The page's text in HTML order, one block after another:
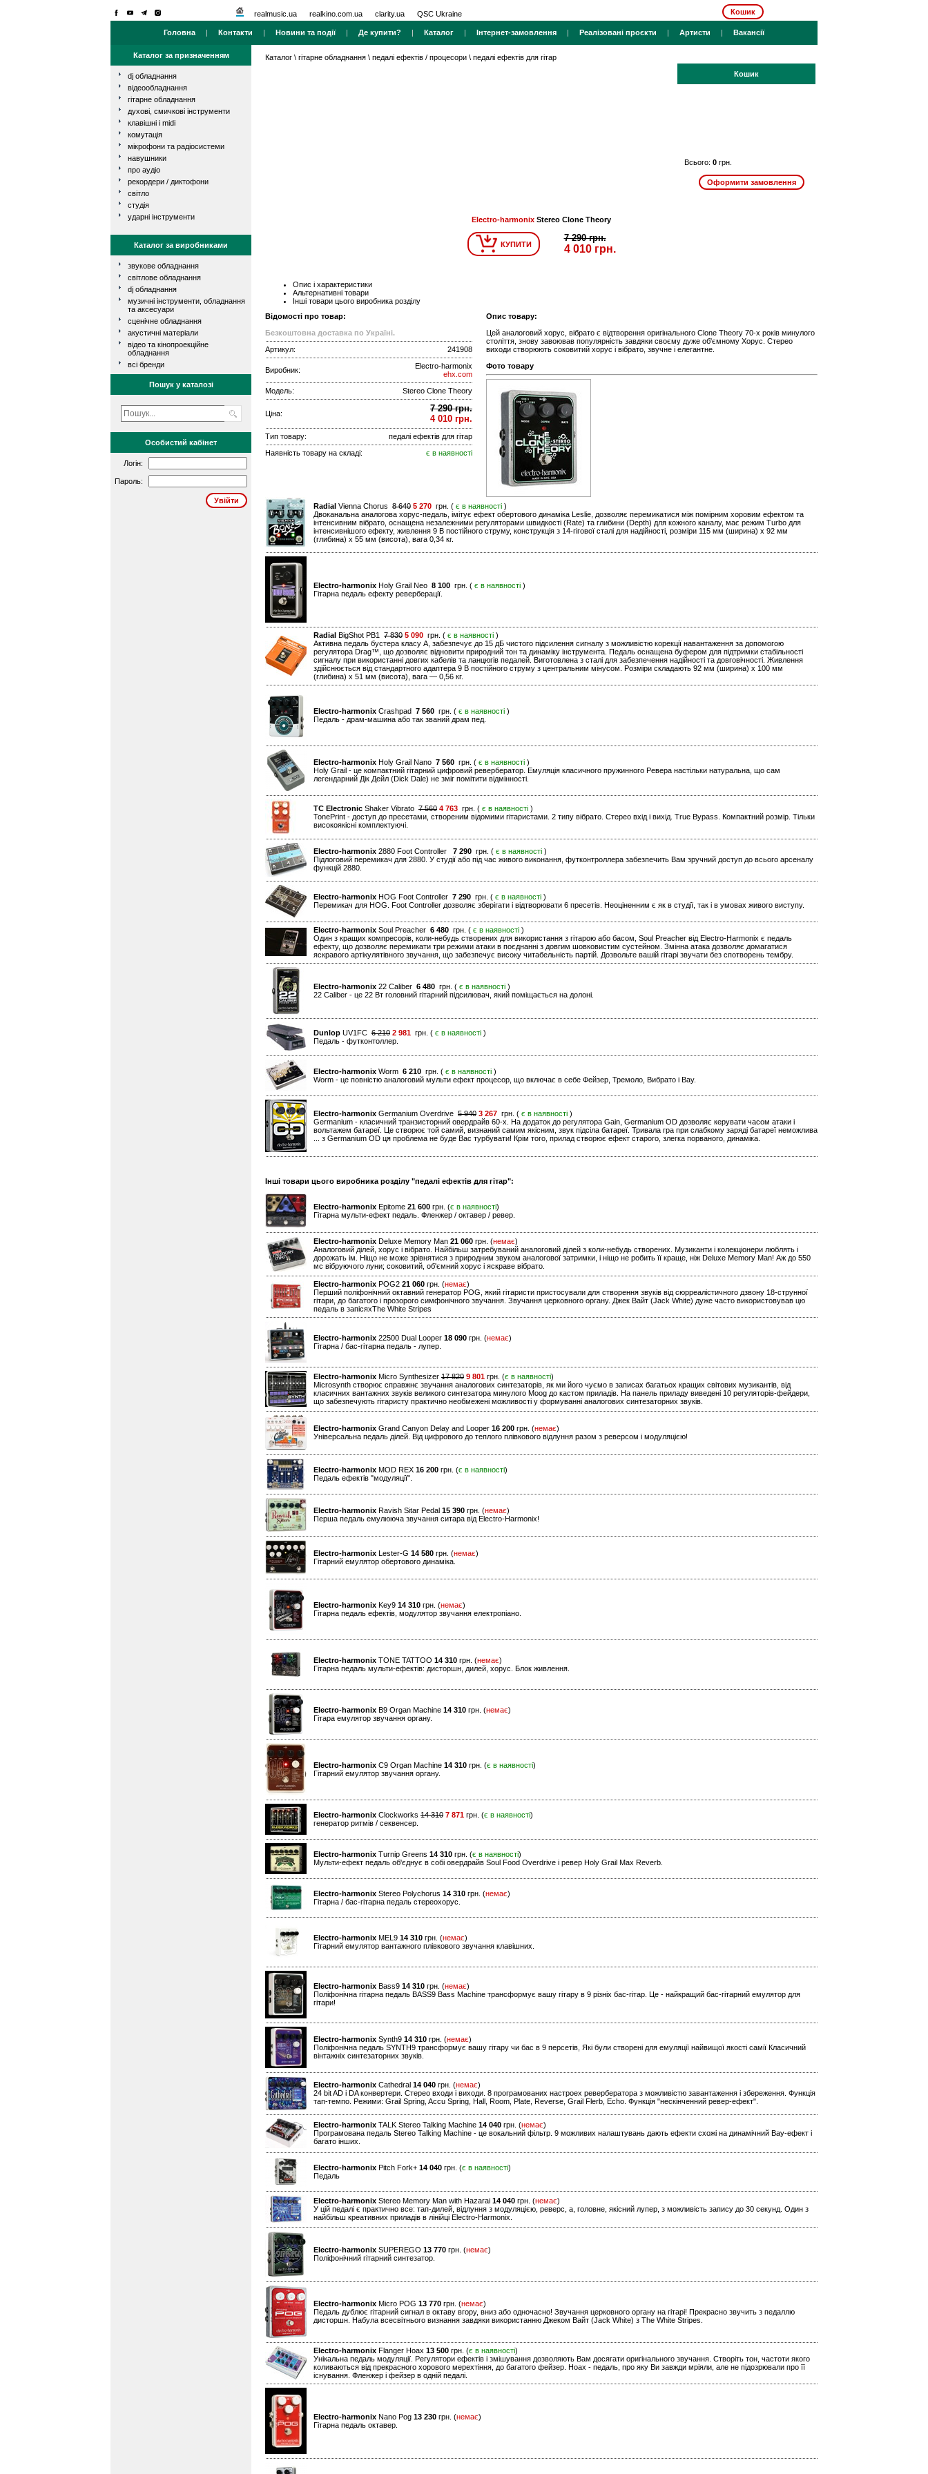
realmusic.ua realkino.com.ua clarity.ua QSC Ukraine Кошик
Головна | Контакти | Новини та події| Де купити? | Каталог | Інтернет-замовлення | Реалізовані проєкти | Артисти | Вакансії
Каталог за призначенням
dj обладнання
відеообладнання
гітарне обладнання
духові, смичкові інструменти
клавішні і midi
комутація
мікрофони та радіосистеми
навушники
про аудіо
рекордери / диктофони
світло
студія
ударні інструменти
Каталог за виробниками
звукове обладнання
світлове обладнання
dj обладнання
музичні інструменти, обладнання
та аксесуари
сценічне обладнання
акустичні матеріали
відео та кінопроекційне
обладнання
всі бренди
Пошук у каталозі
Особистий кабінет
Логін:
Пароль:
Каталог \ гітарне обладнання \ педалі ефектів / процесори \ педалі ефектів для гітар
Кошик
Всього: 0 грн.
Electro-harmonix Stereo Clone Theory
КУПИТИ
7 290 грн.
4 010 грн.
Опис і характеристики
Альтернативні товари
Інші товари цього виробника розділу
Відомості про товар:
Безкоштовна доставка по Україні.
Артикул:
241908
Виробник:
Electro-harmonix
ehx.com
Модель:
Stereo Clone Theory
Ціна:
7 290 грн.
4 010 грн.
Тип товару:
педалі ефектів для гітар
Наявність товару на складі:
є в наявності
Опис товару:
Цей аналоговий хорус, вібрато є відтворення оригінального Clone Theory 70-х років минулого
століття, знову завоював популярність завдяки своєму дуже об'ємному Хорус. Стерео
виходи створюють соковитий хорус і вібрато, звучне і елегантне.
Фото товару
Radial Vienna Chorus 8 640 5 270 грн. ( є в наявності )
Двоканальна аналогова хорус-педаль, імітує ефект обертового динаміка Leslie, дозволяє перемикатися між помірним хоровим ефектом та
інтенсивним вібрато, оснащена незалежними регуляторами швидкості (Rate) та глибини (Depth) для кожного каналу, має режим Turbo для
інтенсивнішого ефекту, живлення 9 В постійного струму, конструкція з 14-гігової сталі для надійності, розміри 115 мм (ширина) x 92 мм
(глибина) x 55 мм (висота), вага 0,34 кг.
Electro-harmonix Holy Grail Neo 8 100 грн. ( є в наявності )
Гітарна педаль ефекту реверберації.
Radial BigShot PB1 7 830 5 090 грн. ( є в наявності )
Активна педаль бустера класу A, забезпечує до 15 дБ чистого підсилення сигналу з можливістю корекції навантаження за допомогою
регулятора Drag™, що дозволяє відновити природний тон та динаміку інструмента. Педаль оснащена буфером для підтримки стабільності
сигналу при використанні довгих кабелів та ланцюгів педалей. Виготовлена з сталі для забезпечення надійності та довговічності. Живлення
здійснюється від стандартного адаптера 9 В постійного струму з центральним мінусом. Розміри складають 92 мм (ширина) x 100 мм
(глибина) x 51 мм (висота), вага — 0,56 кг.
Electro-harmonix Crashpad 7 560 грн. ( є в наявності )
Педаль - драм-машина або так званий драм пед.
Electro-harmonix Holy Grail Nano 7 560 грн. ( є в наявності )
Holy Grail - це компактний гітарний цифровий ревербератор. Емуляція класичного пружинного Ревера настільки натуральна, що сам
легендарний Дік Дейл (Dick Dale) не зміг помітити відмінності.
TC Electronic Shaker Vibrato 7 560 4 763 грн. ( є в наявності )
TonePrint - доступ до пресетами, створеним відомими гітаристами. 2 типу вібрато. Стерео вхід і вихід. True Bypass. Компактний розмір. Тільки
високоякісні комплектуючі.
Electro-harmonix 2880 Foot Controller 7 290 грн. ( є в наявності )
Підлоговий перемикач для 2880. У студії або під час живого виконання, футконтроллера забезпечить Вам зручний доступ до всього арсеналу
функцій 2880.
Electro-harmonix HOG Foot Controller 7 290 грн. ( є в наявності )
Перемикач для HOG. Foot Controller дозволяє зберігати і відтворювати 6 пресетів. Неоціненним є як в студії, так і в умовах живого виступу.
Electro-harmonix Soul Preacher 6 480 грн. ( є в наявності )
Один з кращих компресорів, коли-небудь створених для використання з гітарою або басом, Soul Preacher від Electro-Harmonix є педаль
ефекту, що дозволяє перемикати три режими атаки в поєднанні з довгим шовковистим сустейном. Змінна атака дозволяє домагатися
яскравого артікулятівного звучання, що забезпечує високу читабельність партій. Дозвольте вашій гітарі звучати без спотворень тембру.
Electro-harmonix 22 Caliber 6 480 грн. ( є в наявності )
22 Caliber - це 22 Вт головний гітарний підсилювач, який поміщається на долоні.
Dunlop UV1FC 6 210 2 981 грн. ( є в наявності )
Педаль - футконтоллер.
Electro-harmonix Worm 6 210 грн. ( є в наявності )
Worm - це повністю аналоговий мульти ефект процесор, що включає в себе Фейзер, Тремоло, Вибрато і Вау.
Electro-harmonix Germanium Overdrive 5 940 3 267 грн. ( є в наявності )
Germanium - класичний транзисторний овердрайв 60-х. На додаток до регулятора Gain, Germanium OD дозволяє керувати часом атаки і
вольтажем батареї. Це створює той самий, визнаний самим якісним, звук підсіла батареї. Тривала гра при слабкому заряді батареї неможлива
... з Germanium OD ця проблема не буде Вас турбувати! Крім того, прилад створює ефект старого, злегка порваного, динаміка.
Інші товари цього виробника розділу "педалі ефектів для гітар":
Electro-harmonix Epitome 21 600 грн. (є в наявності)
Гітарна мульти-ефект педаль. Фленжер / октавер / ревер.
Electro-harmonix Deluxe Memory Man 21 060 грн. (немає)
Аналоговий ділей, хорус і вібрато. Найбільш затребуваний аналоговий ділей з коли-небудь створених. Музиканти і колекціонери люблять і
дорожать ім. Ніщо не може зрівнятися з природним звуком аналогової затримки, і ніщо не робить її краще, ніж Deluxe Memory Man! Аж до 550
мс вібруючого луни; соковитий, об'ємний хорус і яскраве вібрато.
Electro-harmonix POG2 21 060 грн. (немає)
Перший поліфонічний октавний генератор POG, який гітаристи пристосували для створення звуків від сюрреалістичного дзвону 18-струнної
гітари, до багатого і прозорого симфонічного звучання. Звучання церковного органу. Джек Вайт (Jack White) дуже часто використовував цю
педаль в запісяхThe White Stripes
Electro-harmonix 22500 Dual Looper 18 090 грн. (немає)
Гітарна / бас-гітарна педаль - лупер.
Electro-harmonix Micro Synthesizer 17 820 9 801 грн. (є в наявності)
Microsynth створює справжнє звучання аналогових синтезаторів, як ми його чуємо в записах багатьох кращих світових музикантів, від
класичних вантажних звуків великого синтезатора минулого Moog до кастом приладів. На панель приладу виведені 10 регуляторів-фейдери,
що забезпечують гітаристу практично необмежені можливості у формуванні аналогових синтезаторних звуків.
Electro-harmonix Grand Canyon Delay and Looper 16 200 грн. (немає)
Універсальна педаль ділей. Від цифрового до теплого плівкового відлуння разом з реверсом і модуляцією!
Electro-harmonix MOD REX 16 200 грн. (є в наявності)
Педаль ефектів "модуляції".
Electro-harmonix Ravish Sitar Pedal 15 390 грн. (немає)
Перша педаль емулююча звучання ситара від Electro-Harmonix!
Electro-harmonix Lester-G 14 580 грн. (немає)
Гітарний емулятор обертового динаміка.
Electro-harmonix Key9 14 310 грн. (немає)
Гітарна педаль ефектів, модулятор звучання електропіано.
Electro-harmonix TONE TATTOO 14 310 грн. (немає)
Гітарна педаль мульти-ефектів: дисторшн, дилей, хорус. Блок живлення.
Electro-harmonix B9 Organ Machine 14 310 грн. (немає)
Гітара емулятор звучання органу.
Electro-harmonix C9 Organ Machine 14 310 грн. (є в наявності)
Гітарний емулятор звучання органу.
Electro-harmonix Clockworks 14 310 7 871 грн. (є в наявності)
генератор ритмів / секвенсер.
Electro-harmonix Turnip Greens 14 310 грн. (є в наявності)
Мульти-ефект педаль об'єднує в собі овердрайв Soul Food Overdrive і ревер Holy Grail Max Reverb.
Electro-harmonix Stereo Polychorus 14 310 грн. (немає)
Гітарна / бас-гітарна педаль стереохорус.
Electro-harmonix MEL9 14 310 грн. (немає)
Гітарний емулятор вантажного плівкового звучання клавішних.
Electro-harmonix Bass9 14 310 грн. (немає)
Поліфонічна гітарна педаль BASS9 Bass Machine трансформує вашу гітару в 9 різніх бас-гітар. Це - найкращий бас-гітарний емулятор для
гітари!
Electro-harmonix Synth9 14 310 грн. (немає)
Поліфонічна педаль SYNTH9 трансформує вашу гітару чи бас в 9 персетів, Які були створені для емуляції найвищої якості самії Класичний
вінтажніх синтезаторних звуків.
Electro-harmonix Cathedral 14 040 грн. (немає)
24 bit AD і DA конвертери. Стерео входи і виходи. 8 програмованих настроех ревербератора з можливістю завантаження і збереження. Функція
тап-темпо. Режими: Grail Spring, Accu Spring, Hall, Room, Plate, Reverse, Grail Flerb, Echo. Функція "нескінченний ревер-ефект".
Electro-harmonix TALK Stereo Talking Machine 14 040 грн. (немає)
Програмована педаль Stereo Talking Machine - це вокальний фільтр. 9 можливих налаштувань дають ефекти схожі на динамічний Вау-ефект і
багато інших.
Electro-harmonix Pitch Fork+ 14 040 грн. (є в наявності)
Педаль
Electro-harmonix Stereo Memory Man with Hazarai 14 040 грн. (немає)
У цій педалі є практично все: тап-дилей, відлуння з модуляцією, реверс, а, головне, якісний лупер, з можливість запису до 30 секунд. Один з
найбільш креативних приладів в лінійці Electro-Harmonix.
Electro-harmonix SUPEREGO 13 770 грн. (немає)
Поліфонічний гітарний синтезатор.
Electro-harmonix Micro POG 13 770 грн. (немає)
Педаль дублює гітарний сигнал в октаву вгору, вниз або одночасно! Звучання церковного органу на гітарі! Прекрасно звучить з педаллю
дисторшн. Набула всесвітнього визнання завдяки використанню Джеком Вайт (Jack White) з The White Stripes.
Electro-harmonix Flanger Hoax 13 500 грн. (є в наявності)
Унікальна педаль модуляції. Регулятори ефектів і змішування дозволяють Вам досягати оригінального звучання. Створіть тон, частоти якого
коливаються від прекрасного хорового мерехтіння, до багатого фейзер. Hoax - педаль, про яку Ви завжди мріяли, але не підозрювали про її
існування. Фленжер і фейзер в одній педалі.
Electro-harmonix Nano Pog 13 230 грн. (немає)
Гітарна педаль октавер.